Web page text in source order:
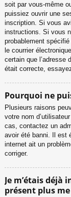
soit par vous-même
puissiez ouvrir une
inscription. Si vous
instructions. Si vous
probablement
le courrier
certain que l’adresse
était correcte,
Pourquoi ne
Plusieurs raisons
votre nom
cas, contactez un
avoir été banni. Il est
internet ait un
corriger.
Je m’étais déjà
présent plus